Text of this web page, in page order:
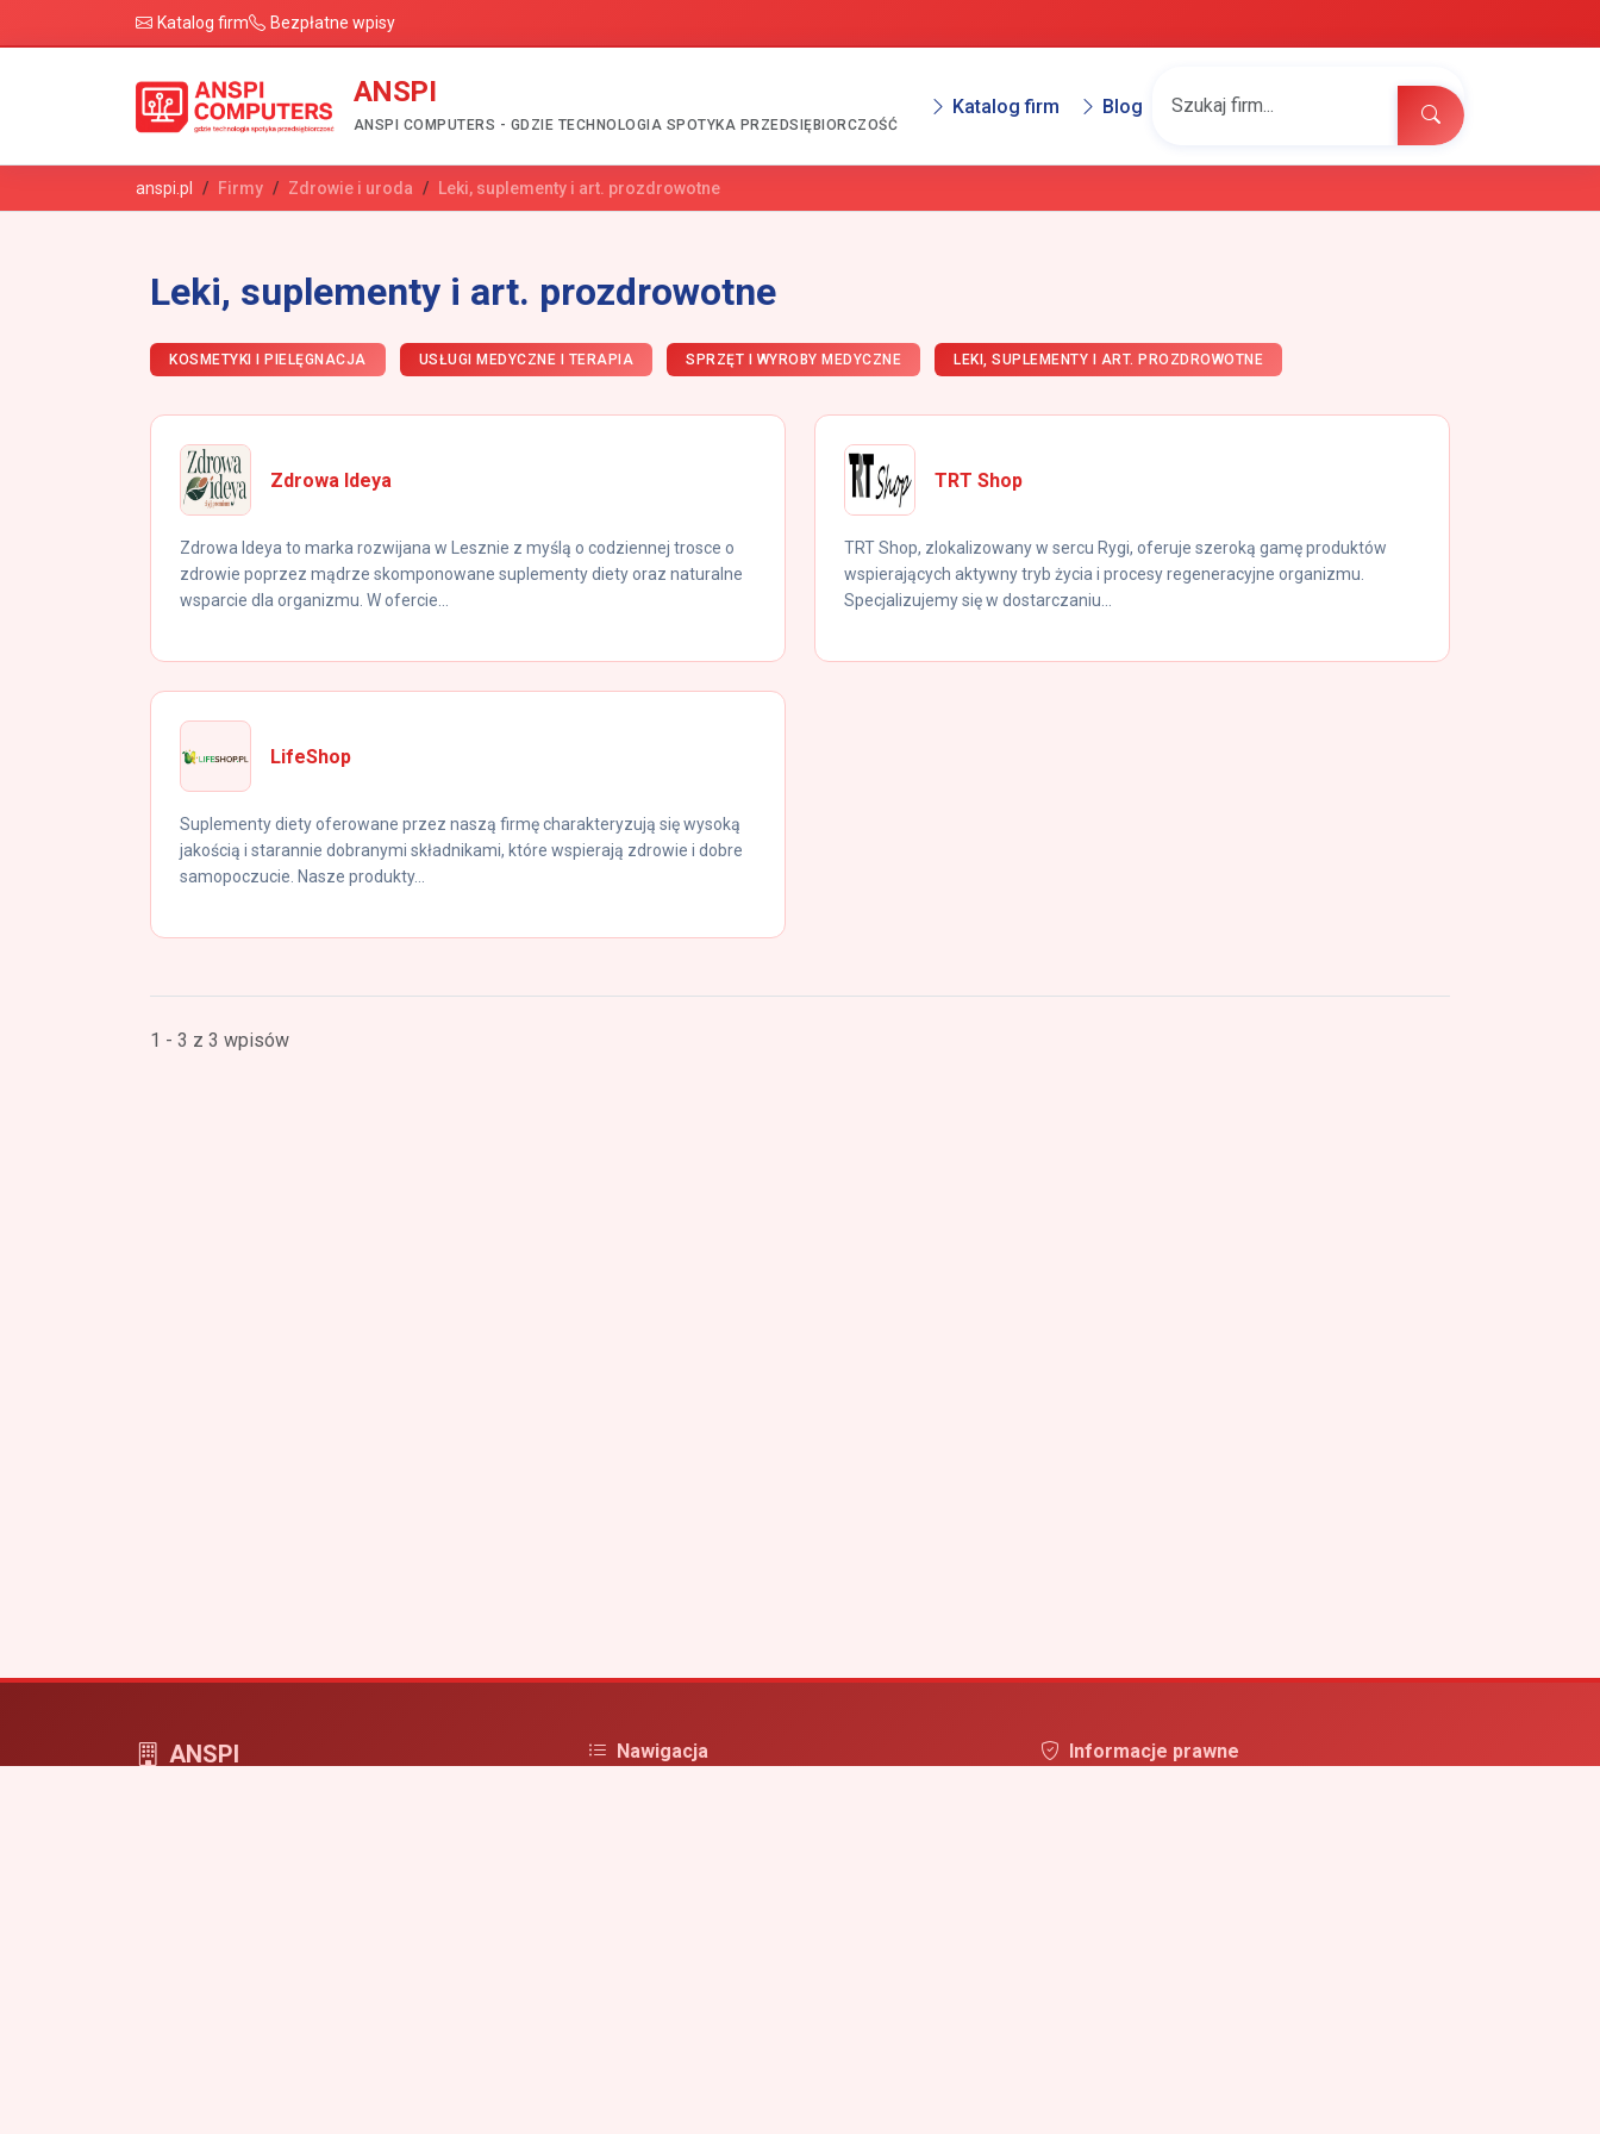
Katalog firm Bezpłatne wpisy
ANSPI
ANSPI COMPUTERS - GDZIE TECHNOLOGIA SPOTYKA PRZEDSIĘBIORCZOŚĆ
Katalog firm Blog
anspi.pl Firmy Zdrowie i uroda Leki, suplementy i art. prozdrowotne
Leki, suplementy i art. prozdrowotne
KOSMETYKI I PIELĘGNACJA USŁUGI MEDYCZNE I TERAPIA SPRZĘT I WYROBY MEDYCZNE LEKI, SUPLEMENTY I ART. PROZDROWOTNE
Zdrowa Ideya
Zdrowa Ideya to marka rozwijana w Lesznie z myślą o codziennej trosce o
zdrowie poprzez mądrze skomponowane suplementy diety oraz naturalne
wsparcie dla organizmu. W ofercie...
TRT Shop
TRT Shop, zlokalizowany w sercu Rygi, oferuje szeroką gamę produktów
wspierających aktywny tryb życia i procesy regeneracyjne organizmu.
Specjalizujemy się w dostarczaniu...
LifeShop
Suplementy diety oferowane przez naszą firmę charakteryzują się wysoką
jakością i starannie dobranymi składnikami, które wspierają zdrowie i dobre
samopoczucie. Nasze produkty...
1 - 3 z 3 wpisów
ANSPI Nawigacja Informacje prawne